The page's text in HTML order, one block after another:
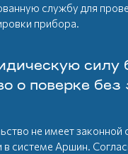
службу для
прибора.
силу
о поверке без
не имеет законной
в системе Аршин.